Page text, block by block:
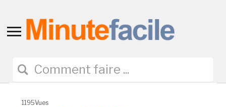
Toggle
navigation
1195Vues